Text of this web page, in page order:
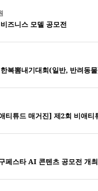
즈니스 모델 공모전
복뽐내기대회(일반, 반려동
티튜드 매거진] 제2회 비애티
페스타 AI 콘텐츠 공모전 개